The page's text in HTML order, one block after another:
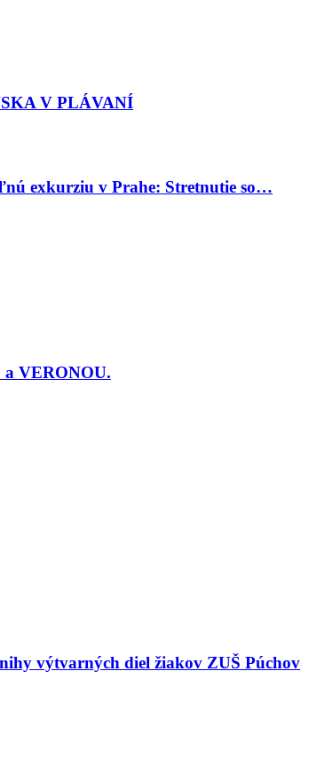
V PLÁVANÍ
exkurziu v Prahe: Stretnutie so…
a VERONOU.
výtvarných diel žiakov ZUŠ Púchov